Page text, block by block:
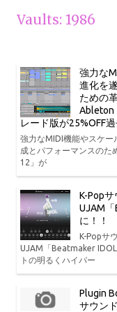
Vaults: 1986
強力な
進化を
ための
Ableton
レード版が25%OFF
強力なMIDI機能やスケー
成とパフォーマンスのた
12」が
K-Pop
UJAM「
に！！
K-Popサ
UJAM「Beatmaker
トの明るくハイパー
Plugin
サウン